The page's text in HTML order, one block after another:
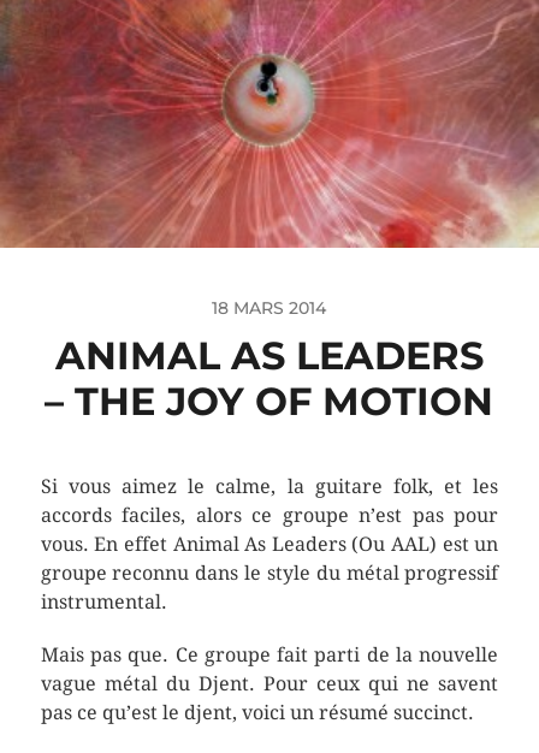
18 MARS 2014
ANIMAL AS LEADERS
– THE JOY OF MOTION
Si vous aimez le calme, la guitare folk, et les
accords faciles, alors ce groupe n’est pas pour
vous. En effet Animal As Leaders (Ou AAL) est un
groupe reconnu dans le style du métal progressif
instrumental.
Mais pas que. Ce groupe fait parti de la nouvelle
vague métal du Djent. Pour ceux qui ne savent
pas ce qu’est le djent, voici un résumé succinct.